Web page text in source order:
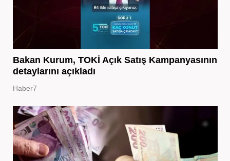
Bakan Kurum, TOKİ Açık Satış Kampanyasının
detaylarını açıkladı
Haber7